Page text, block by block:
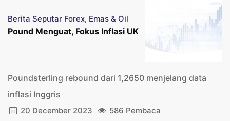
Berita Seputar Forex, Emas & Oil
Pound Menguat, Fokus Inflasi UK
Poundsterling rebound dari 1,2650 menjelang data
inflasi Inggris
20 December 2023
586 Pembaca